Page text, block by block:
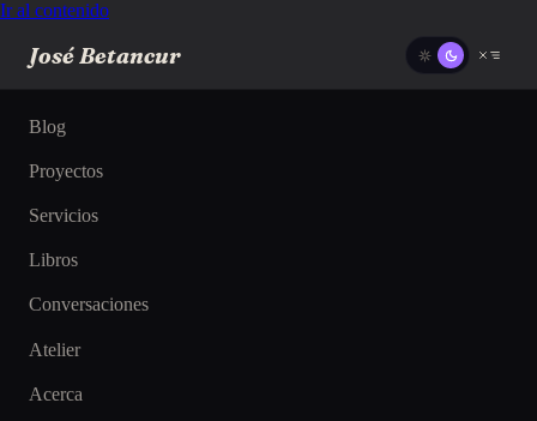
Ir al contenido
José Betancur
Blog
Proyectos
Servicios
Libros
Conversaciones
Atelier
Acerca